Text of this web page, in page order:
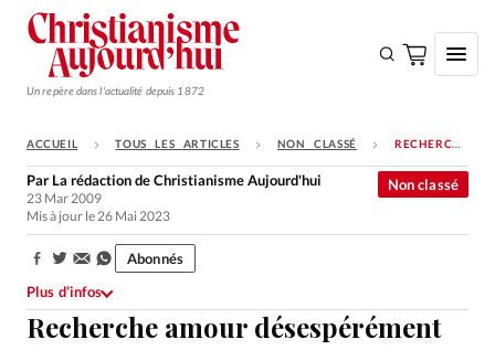
Un repère dans l'actualité depuis 1872
S'ABONNER
Monde
Opinions
Tous les articles
ACCUEIL TOUS LES ARTICLES NON CLASSÉ RECHERCHE AMOUR DÉSESPÉRÉMENT
Recherche amour désespérément
Non classé
Par La rédaction de Christianisme Aujourd'hui
23 Mar 2009
Mis à jour le 26 Mai 2023
Partager:
Abonnés
Plus d’infos